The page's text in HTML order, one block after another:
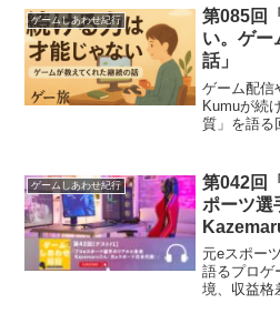
ゲームしあわせ紀行
第085回
い。ゲー
話」
ゲーム配信
Kumuが続
質」を語る
ゲームしあわせ紀行
第042回
ポーツ選
本代表）
元eスポー
語るプロゲ
境、収益格